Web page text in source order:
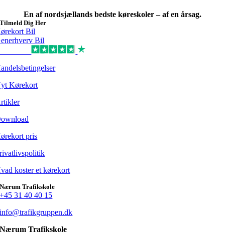
En af nordsjællands bedste køreskoler – af en årsag.
Tilmeld Dig Her
Bil
Bil
Kørekort
pris
koster et kørekort
Nærum Trafikskole
+45 31 40 40 15
info@trafikgruppen.dk
Nærum Trafikskole